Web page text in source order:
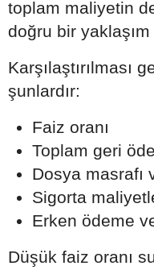
toplam maliyetin
doğru bir
Karşılaştırılması
şunlardır:
Faiz oranı
Toplam geri
Dosya masrafı
Sigorta
Erken ödeme
Düşük faiz oranı